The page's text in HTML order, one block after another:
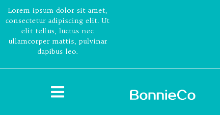
Lorem ipsum dolor sit amet,
consectetur adipiscing elit. Ut
elit tellus, luctus nec
ullamcorper mattis, pulvinar
dapibus leo.